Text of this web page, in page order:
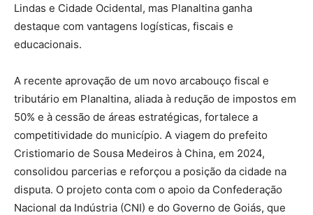
Lindas e Cidade Ocidental, mas Planaltina ganha
destaque com vantagens logísticas, fiscais e
educacionais.
A recente aprovação de um novo arcabouço fiscal e
tributário em Planaltina, aliada à redução de impostos em
50% e à cessão de áreas estratégicas, fortalece a
competitividade do município. A viagem do prefeito
Cristiomario de Sousa Medeiros à China, em 2024,
consolidou parcerias e reforçou a posição da cidade na
disputa. O projeto conta com o apoio da Confederação
Nacional da Indústria (CNI) e do Governo de Goiás, que